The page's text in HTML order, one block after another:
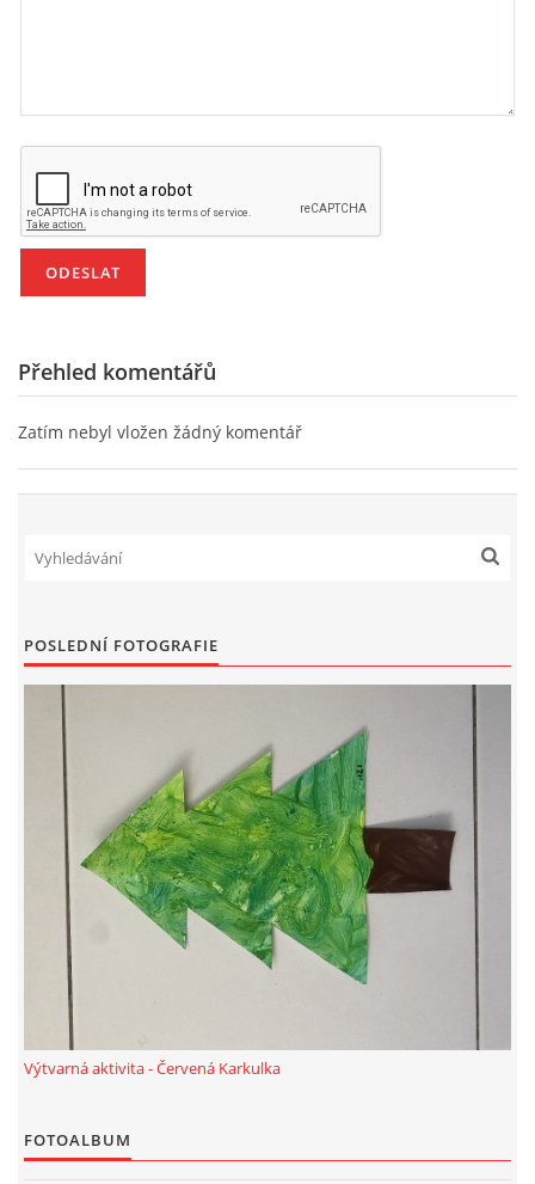
VÝTVARNÉ POMŮCKY
VÝTVARNÉ AKTIVITY - LÉTO
PÍSNĚ K TÉMATU JARO
BÁSNĚ K TÉMATU JARO
POHYBOVÉ AKTIVITY NA TÉMA JARO
PÍSNĚ K TÉMATU LÉTO
BÁSNĚ K TÉMATU LÉTO
Přehled komentářů
Zatím nebyl vložen žádný komentář
POSLEDNÍ FOTOGRAFIE
Výtvarná aktivita - Červená Karkulka
FOTOALBUM